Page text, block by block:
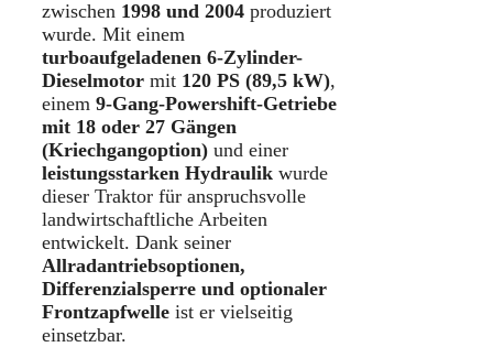
zwischen 1998 und 2004 produziert
wurde. Mit einem
turboaufgeladenen 6-Zylinder-
Dieselmotor mit 120 PS (89,5 kW),
einem 9-Gang-Powershift-Getriebe
mit 18 oder 27 Gängen
(Kriechgangoption) und einer
leistungsstarken Hydraulik wurde
dieser Traktor für anspruchsvolle
landwirtschaftliche Arbeiten
entwickelt. Dank seiner
Allradantriebsoptionen,
Differenzialsperre und optionaler
Frontzapfwelle ist er vielseitig
einsetzbar.